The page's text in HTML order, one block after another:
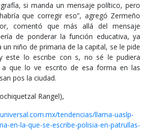
si manda un mensaje político, pero
que corregir eso”, agregó Zermeño
comentó que más allá del mensaje
de ponderar la función educativa, ya
un niño de primaria de la capital, se le pide
este lo escribe con s, no sé le pudiera
a que lo ve escrito de esa forma en las
pos la ciudad.
Rangel),
tendencias/llama-uaslp-
en-la-que-se-escribe-polisia-en-patrullas-